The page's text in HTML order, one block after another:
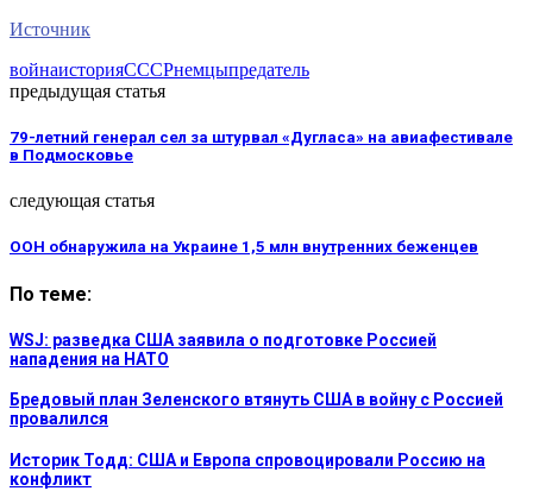
Источник
войнаисторияСССРнемцыпредатель
предыдущая статья
79-летний генерал сел за штурвал «Дугласа» на авиафестивале
в Подмосковье
следующая статья
ООН обнаружила на Украине 1,5 млн внутренних беженцев
По теме:
WSJ: разведка США заявила о подготовке Россией
нападения на НАТО
Бредовый план Зеленского втянуть США в войну с Россией
провалился
Историк Тодд: США и Европа спровоцировали Россию на
конфликт